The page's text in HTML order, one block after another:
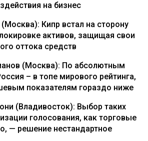
на бизнес
Кипр встал на сторону
активов, защищая свои
оттока средств
(Москва): По абсолютным
– в топе мирового рейтинга,
показателям гораздо ниже
(Владивосток): Выбор таких
голосования, как торговые
— решение нестандартное